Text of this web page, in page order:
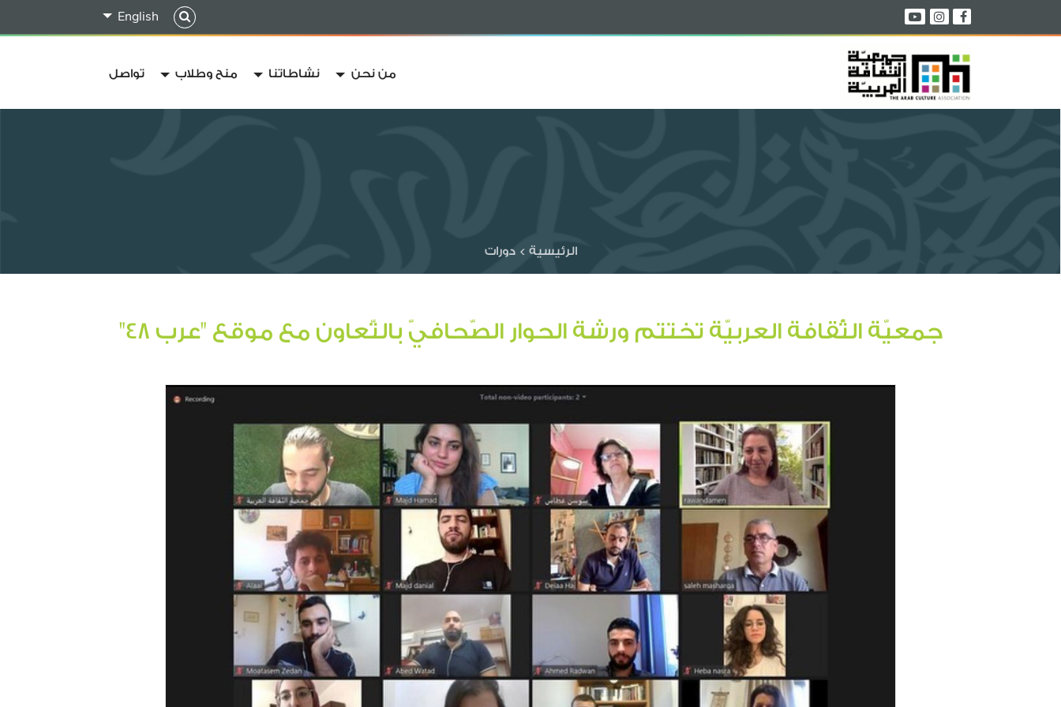
English
من نحن نشاطاتنا منح وطلاب تواصل
الرئيسية >دورات
جمعيّة الثّقافة العربيّة تختتم ورشة الحوار الصّحافيّ بالتّعاون مع موقع "عرب 48"